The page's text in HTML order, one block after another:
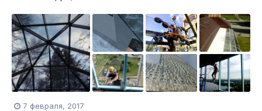
7 февраля, 2017